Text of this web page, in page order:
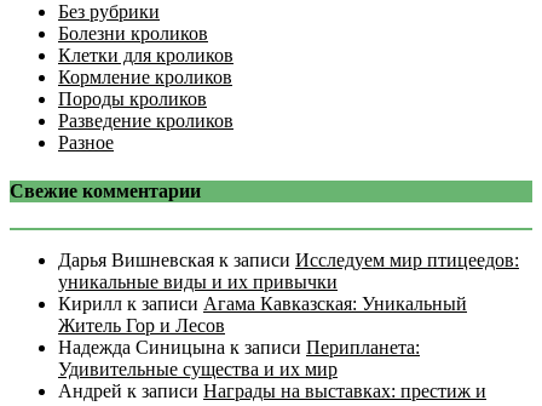
Без рубрики
Болезни кроликов
Клетки для кроликов
Кормление кроликов
Породы кроликов
Разведение кроликов
Разное
Свежие комментарии
Дарья Вишневская к записи Исследуем мир птицеедов:
уникальные виды и их привычки
Кирилл к записи Агама Кавказская: Уникальный
Житель Гор и Лесов
Надежда Синицына к записи Перипланета:
Удивительные существа и их мир
Андрей к записи Награды на выставках: престиж и